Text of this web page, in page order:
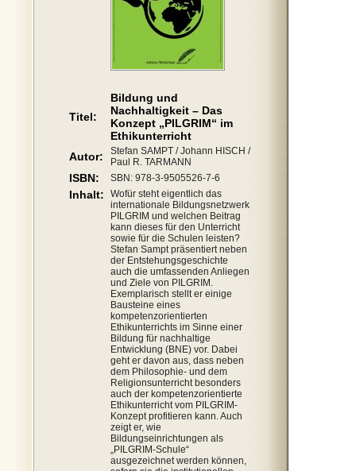
Titel:
Bildung und
Nachhaltigkeit – Das
Konzept „PILGRIM“ im
Ethikunterricht
Autor:
Stefan SAMPT / Johann HISCH /
Paul R. TARMANN
ISBN: SBN: 978-3-9505526-7-6
Inhalt:
Wofür steht eigentlich das
internationale Bildungsnetzwerk
PILGRIM und welchen Beitrag
kann dieses für den Unterricht
sowie für die Schulen leisten?
Stefan Sampt präsentiert neben
der Entstehungsgeschichte
auch die umfassenden Anliegen
und Ziele von PILGRIM.
Exemplarisch stellt er einige
Bausteine eines
kompetenzorientierten
Ethikunterrichts im Sinne einer
Bildung für nachhaltige
Entwicklung (BNE) vor. Dabei
geht er davon aus, dass neben
dem Philosophie- und dem
Religionsunterricht besonders
auch der kompetenzorientierte
Ethikunterricht vom PILGRIM-
Konzept profitieren kann. Auch
zeigt er, wie
Bildungseinrichtungen als
„PILGRIM-Schule“
ausgezeichnet werden können,